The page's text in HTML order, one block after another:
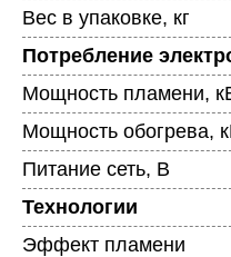
Вес в упаковке, кг
Потребление
Мощность пламени,
Мощность обогрева,
Питание сеть, В
Технологии
Эффект пламени